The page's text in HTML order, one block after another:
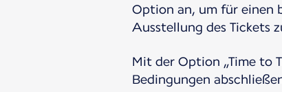
Option an, um für einen
Ausstellung des Tickets
Mit der Option „Time to
Bedingungen